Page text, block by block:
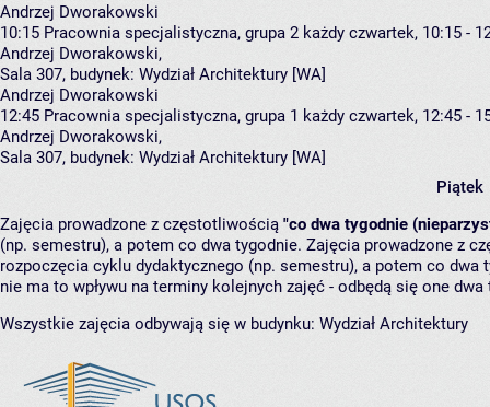
Andrzej Dworakowski
10:15 Pracownia specjalistyczna, grupa 2 każdy czwartek, 10:15 -
Andrzej Dworakowski,
Sala 307, budynek: Wydział Architektury [WA]
Andrzej Dworakowski
12:45 Pracownia specjalistyczna, grupa 1 każdy czwartek, 12:45 -
Andrzej Dworakowski,
Sala 307, budynek: Wydział Architektury [WA]
Piątek
Zajęcia prowadzone z częstotliwością "co dwa tygodnie
(np. semestru), a potem co dwa tygodnie. Zajęcia prowadzone z
rozpoczęcia cyklu dydaktycznego (np. semestru), a potem co
nie ma to wpływu na terminy kolejnych zajęć - odbędą się one
Wszystkie zajęcia odbywają się w budynku: Wydział Architektury